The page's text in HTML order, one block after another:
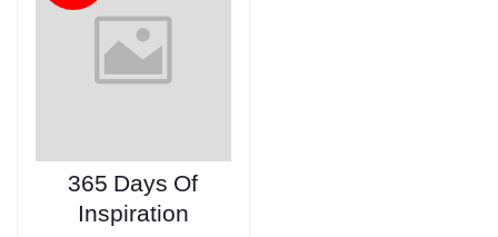
365 Days Of
Inspiration